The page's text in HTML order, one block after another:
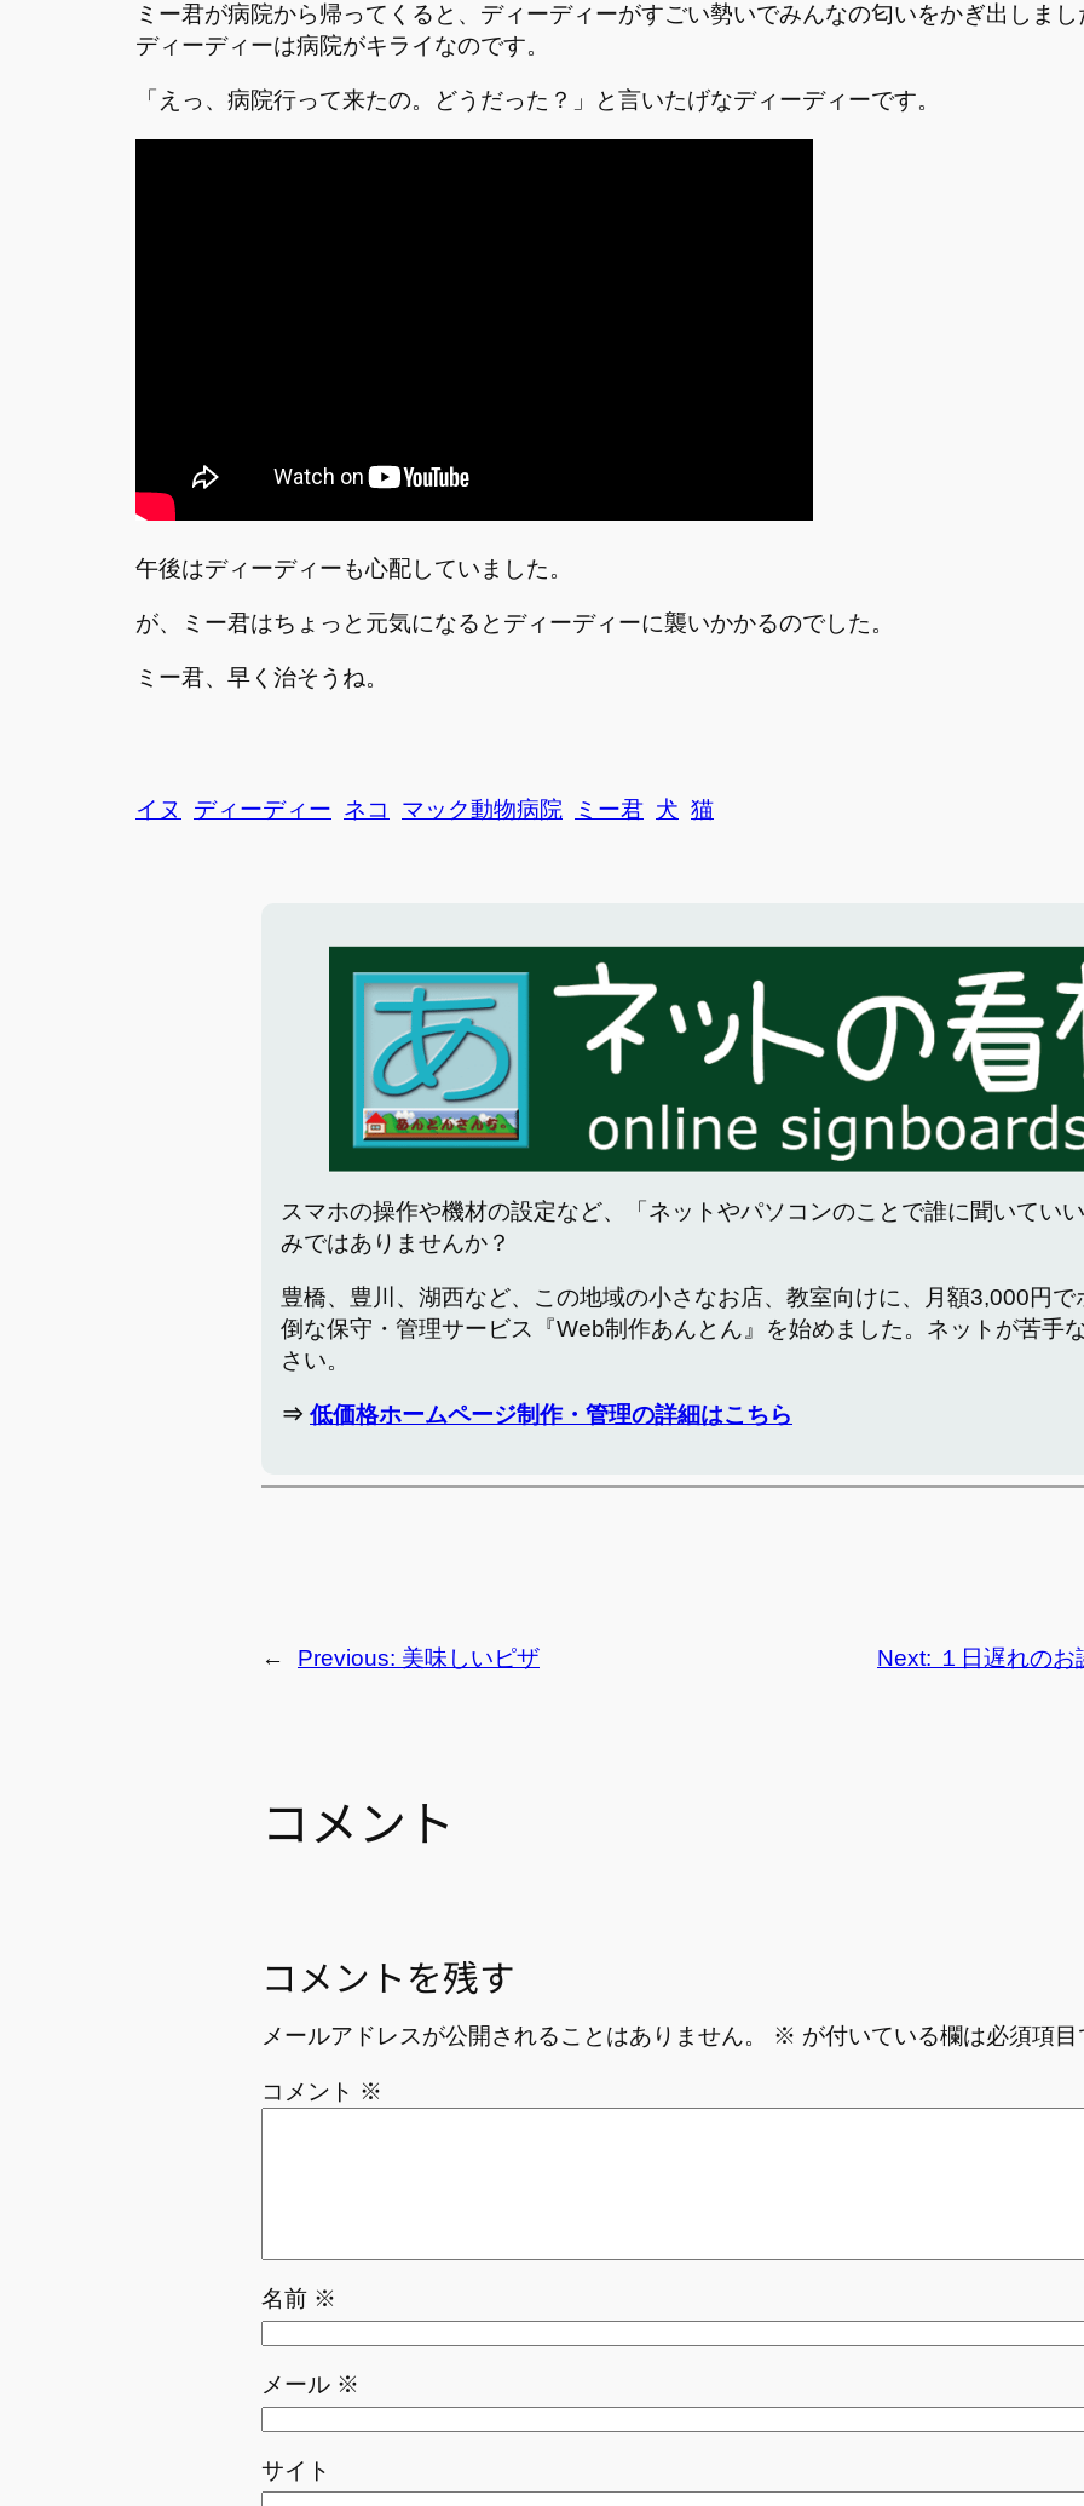
ミー君が病院から帰ってくると、ディーディーがすごい勢いでみんなの匂いをかぎ出しまし
ディーディーは病院がキライなのです。
「えっ、病院行って来たの。どうだった？」と言いたげなディーディーです。
午後はディーディーも心配していました。
が、ミー君はちょっと元気になるとディーディーに襲いかかるのでした。
ミー君、早く治そうね。
イヌ ディーディー ネコ マック動物病院 ミー君 犬 猫
スマホの操作や機材の設定など、「ネットやパソコンのことで誰に聞いてい
みではありませんか？
豊橋、豊川、湖西など、この地域の小さなお店、教室向けに、月額3,000円
倒な保守・管理サービス『Web制作あんとん』を始めました。ネットが苦手
さい。
⇒ 低価格ホームページ制作・管理の詳細はこちら
← Previous: 美味しいピザ Next: １日遅れの
コメント
コメントを残す
メールアドレスが公開されることはありません。 ※ が付いている欄は必須項目
コメント ※
名前 ※
メール ※
サイト